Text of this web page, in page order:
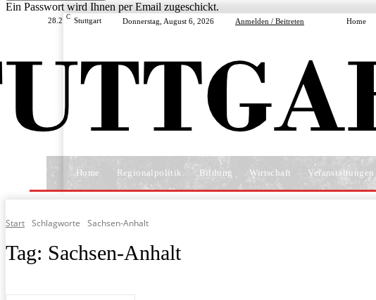
Ein Passwort wird Ihnen per Email zugeschickt.
28.2 C Stuttgart Donnerstag, August 6, 2026 Anmelden / Beitreten Home
Home Regionalpolitik Bildung Wirtschaft Veranstaltungen
Start Schlagworte Sachsen-Anhalt
Tag: Sachsen-Anhalt